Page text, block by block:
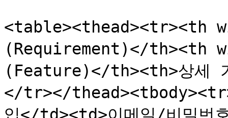
<table><thead><tr><th
(Requirement)</th><th
(Feature)</th><th>상
</tr></